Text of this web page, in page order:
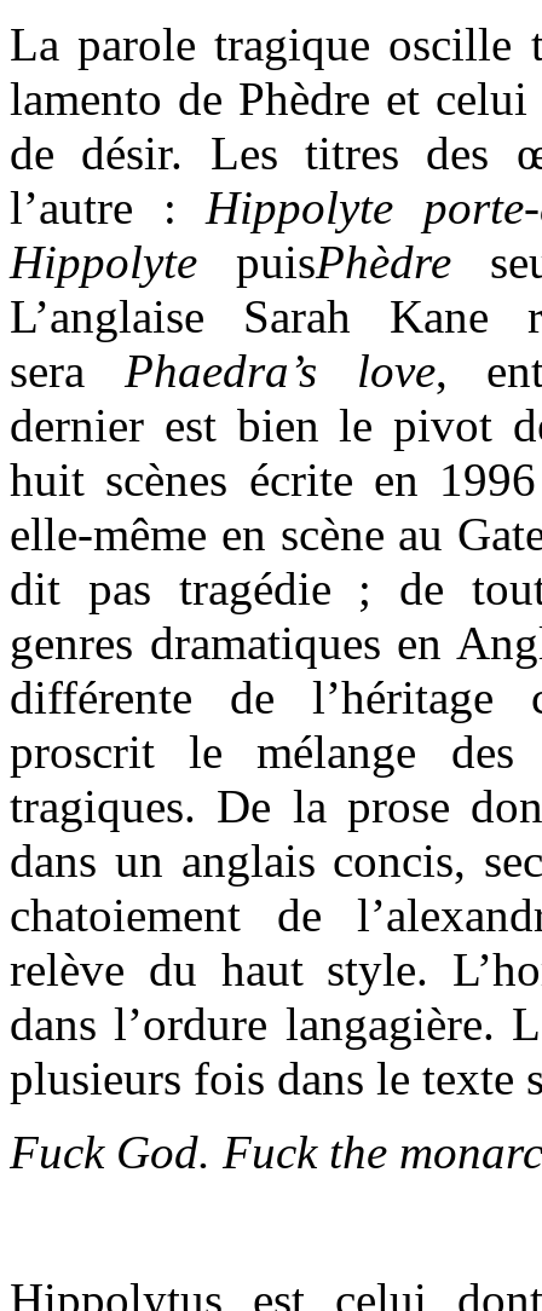
La parole tragique oscille
lamento de Phèdre et
de désir. Les titres des
l’autre : Hippolyte
Hippolyte puisPhèdre
L’anglaise Sarah
sera Phaedra’s love,
dernier est bien le pivot
huit scènes écrite en
elle-même en scène au
dit pas tragédie ; de
genres dramatiques en
différente de l’héritage
proscrit le mélange des
tragiques. De la prose
dans un anglais concis,
chatoiement de
relève du haut style.
dans l’ordure langagière.
plusieurs fois dans le texte
Fuck God. Fuck the
Hippolytus est celui